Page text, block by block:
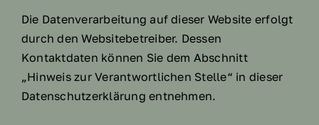
Die Datenverarbeitung auf dieser Website erfolgt
durch den Websitebetreiber. Dessen
Kontaktdaten können Sie dem Abschnitt
„Hinweis zur Verantwortlichen Stelle“ in dieser
Datenschutzerklärung entnehmen.